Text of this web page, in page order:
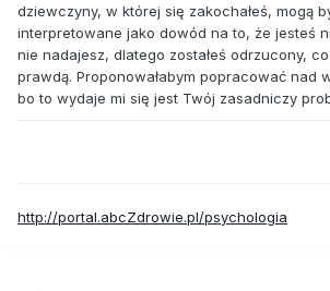
dziewczyny, w której się zakochałeś, mogą
interpretowane jako dowód na to, że jesteś
nie nadajesz, dlatego zostałeś odrzucony,
prawdą. Proponowałabym popracować nad
bo to wydaje mi się jest Twój zasadniczy
http://portal.abcZdrowie.pl/psychologia